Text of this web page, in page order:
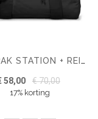
EASTPAK STATION + REISTAS
58,00 € 70,00
17% korting